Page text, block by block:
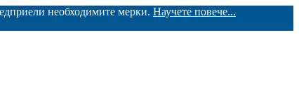
необходимите мерки. Научете повече...